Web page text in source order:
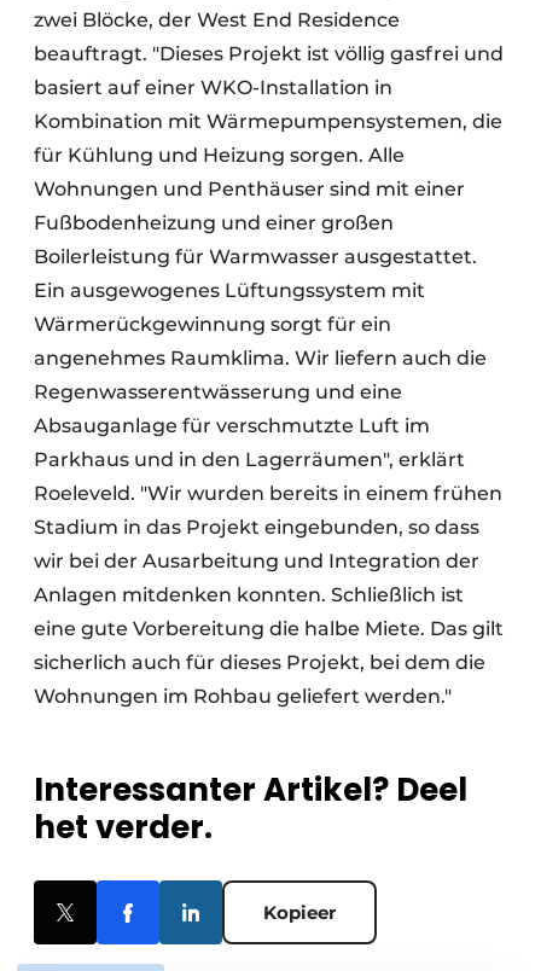
zwei Blöcke, der West End Residence
beauftragt. "Dieses Projekt ist völlig gasfrei und
basiert auf einer WKO-Installation in
Kombination mit Wärmepumpensystemen, die
für Kühlung und Heizung sorgen. Alle
Wohnungen und Penthäuser sind mit einer
Fußbodenheizung und einer großen
Boilerleistung für Warmwasser ausgestattet.
Ein ausgewogenes Lüftungssystem mit
Wärmerückgewinnung sorgt für ein
angenehmes Raumklima. Wir liefern auch die
Regenwasserentwässerung und eine
Absauganlage für verschmutzte Luft im
Parkhaus und in den Lagerräumen", erklärt
Roeleveld. "Wir wurden bereits in einem frühen
Stadium in das Projekt eingebunden, so dass
wir bei der Ausarbeitung und Integration der
Anlagen mitdenken konnten. Schließlich ist
eine gute Vorbereitung die halbe Miete. Das gilt
sicherlich auch für dieses Projekt, bei dem die
Wohnungen im Rohbau geliefert werden."
Interessanter Artikel? Deel
het verder.
Kopieer